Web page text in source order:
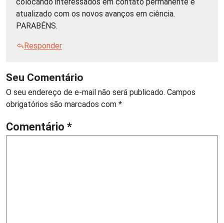
atualizado com os novos avanços em ciência.
PARABÉNS.
Responder
Seu Comentário
O seu endereço de e-mail não será publicado. Campos
obrigatórios são marcados com *
Comentário *